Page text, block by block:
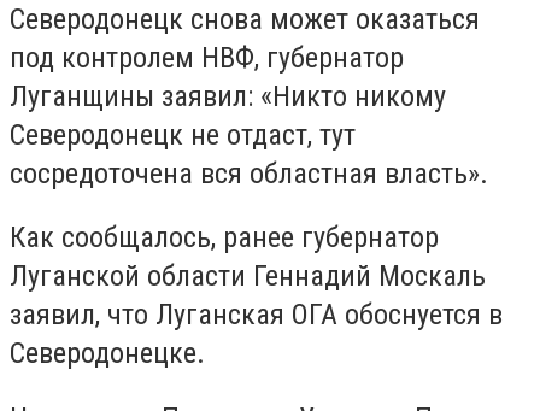
Северодонецк снова может оказаться
под контролем НВФ, губернатор
Луганщины заявил: «Никто никому
Северодонецк не отдаст, тут
сосредоточена вся областная власть».
Как сообщалось, ранее губернатор
Луганской области Геннадий Москаль
заявил, что Луганская ОГА обоснуется в
Северодонецке.